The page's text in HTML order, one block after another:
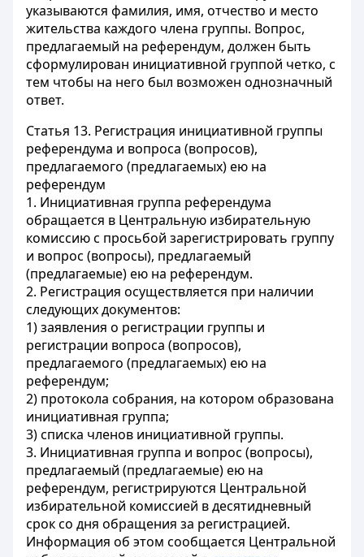
указываются фамилия, имя, отчество и место
жительства каждого члена группы. Вопрос,
предлагаемый на референдум, должен быть
сформулирован инициативной группой четко, с
тем чтобы на него был возможен однозначный
ответ.
Статья 13. Регистрация инициативной группы
референдума и вопроса (вопросов),
предлагаемого (предлагаемых) ею на
референдум
1. Инициативная группа референдума
обращается в Центральную избирательную
комиссию с просьбой зарегистрировать группу
и вопрос (вопросы), предлагаемый
(предлагаемые) ею на референдум.
2. Регистрация осуществляется при наличии
следующих документов:
1) заявления о регистрации группы и
регистрации вопроса (вопросов),
предлагаемого (предлагаемых) ею на
референдум;
2) протокола собрания, на котором образована
инициативная группа;
3) списка членов инициативной группы.
3. Инициативная группа и вопрос (вопросы),
предлагаемый (предлагаемые) ею на
референдум, регистрируются Центральной
избирательной комиссией в десятидневный
срок со дня обращения за регистрацией.
Информация об этом сообщается Центральной